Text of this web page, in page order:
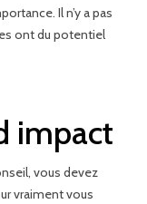
Il n’y a pas
ont du potentiel
impact
vous devez
vraiment vous